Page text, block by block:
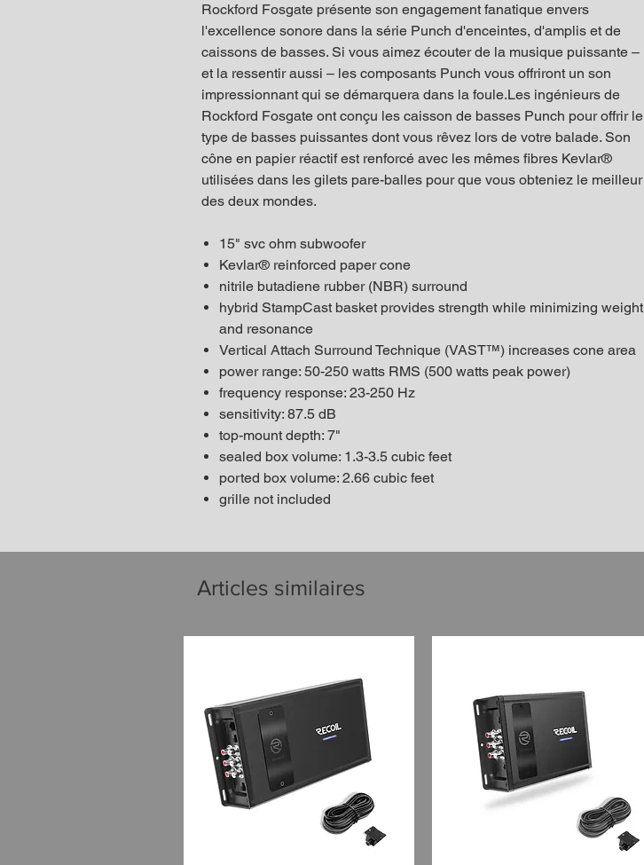
Rockford Fosgate présente son engagement fanatique envers
l'excellence sonore dans la série Punch d'enceintes, d'amplis et de
caissons de basses. Si vous aimez écouter de la musique puissante –
et la ressentir aussi – les composants Punch vous offriront un son
impressionnant qui se démarquera dans la foule.Les ingénieurs de
Rockford Fosgate ont conçu les caisson de basses Punch pour offrir le
type de basses puissantes dont vous rêvez lors de votre balade. Son
cône en papier réactif est renforcé avec les mêmes fibres Kevlar®
utilisées dans les gilets pare-balles pour que vous obteniez le meilleur
des deux mondes.
15" svc ohm subwoofer
Kevlar® reinforced paper cone
nitrile butadiene rubber (NBR) surround
hybrid StampCast basket provides strength while minimizing weight
and resonance
Vertical Attach Surround Technique (VAST™) increases cone area
power range: 50-250 watts RMS (500 watts peak power)
frequency response: 23-250 Hz
sensitivity: 87.5 dB
top-mount depth: 7"
sealed box volume: 1.3-3.5 cubic feet
ported box volume: 2.66 cubic feet
grille not included
Articles similaires